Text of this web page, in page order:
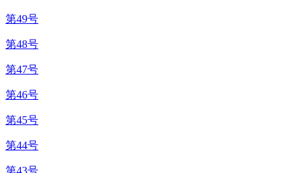
第49号
第48号
第47号
第46号
第45号
第44号
第43号